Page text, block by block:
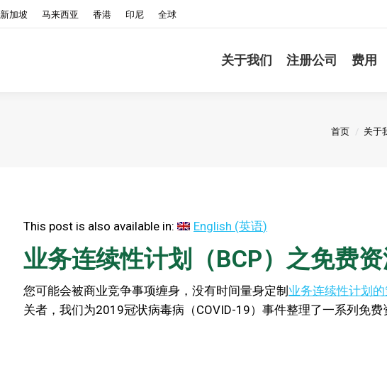
新加坡 马来西亚 香港 印尼 全球
关于我们 注册公司 费用
您在这里
首页 关于
This post is also available in: English (英语)
业务连续性计划（BCP）之免费
您可能会被商业竞争事项缠身，没有时间量身定制 业务连续性计划
关者，我们为2019冠状病毒病（COVID-19）事件整理了一系列免费